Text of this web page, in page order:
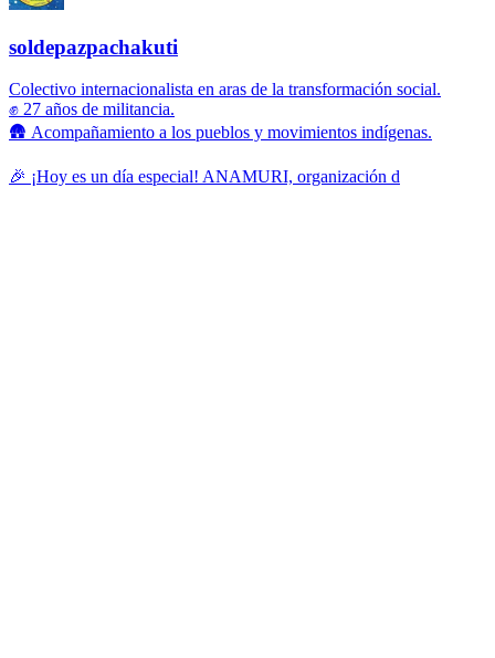
soldepazpachakuti
Colectivo internacionalista en aras de la transformación social.
✊ 27 años de militancia.
🛖 Acompañamiento a los pueblos y movimientos indígenas.
🎉 ¡Hoy es un día especial! ANAMURI, organización d